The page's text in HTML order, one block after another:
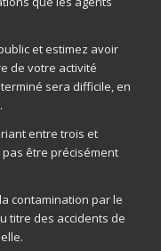
et estimez avoir
de votre activité
sera difficile, en
entre trois et
être précisément
contamination par le
titre des accidents de